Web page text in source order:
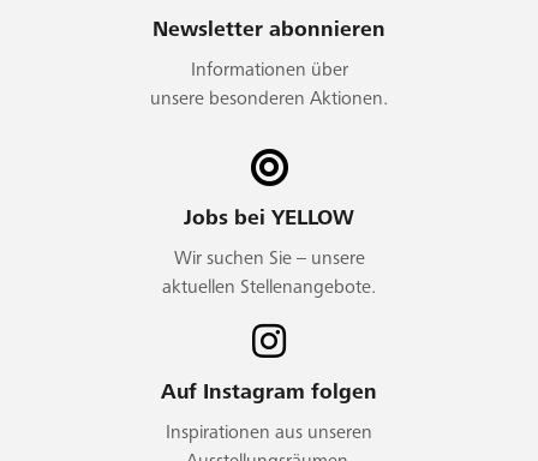
Newsletter abonnieren
Informationen über
unsere besonderen Aktionen.
Jobs bei YELLOW
Wir suchen Sie – unsere
aktuellen Stellenangebote.
Auf Instagram folgen
Inspirationen aus unseren